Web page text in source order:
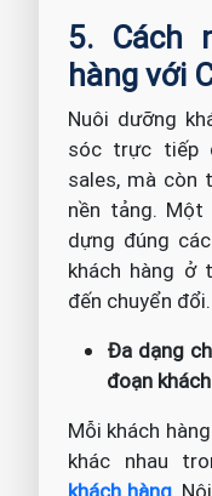
5. Cách
hàng với
Nuôi dưỡng
sóc trực tiếp
sales, mà còn
nền tảng. Một
dựng đúng
khách hàng ở
đến chuyển đổi.
Đa dạng
đoạn
Mỗi khách
khác nhau